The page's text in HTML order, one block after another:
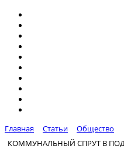
Главная Статьи
Общество
КОММУНАЛЬНЫЙ СПРУТ В